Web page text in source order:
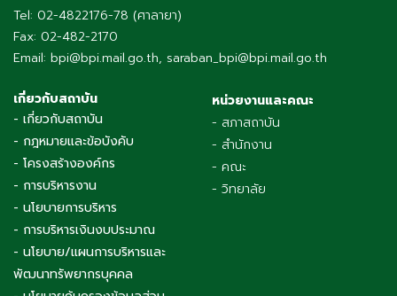
Tel: 02-4822176-78 (ศาลายา)
Fax: 02-482-2170
Email: bpi@bpi.mail.go.th, saraban_bpi@bpi.mail.go.th
เกี่ยวกับสถาบัน
- เกี่ยวกับสถาบัน
- กฎหมายและข้อบังคับ
- โครงสร้างองค์กร
- การบริหารงาน
- นโยบายการบริหาร
- การบริหารเงินงบประมาณ
- นโยบาย/แผนการบริหารและ
พัฒนาทรัพยากรบุคคล
หน่วยงานและคณะ
- สภาสถาบัน
- สำนักงาน
- คณะ
- วิทยาลัย